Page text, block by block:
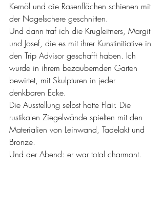
Kernöl und die Rasenflächen schienen mit
der Nagelschere geschnitten.
Und dann traf ich die Krugleitners, Margit
und Josef, die es mit ihrer Kunstinitiative in
den Trip Advisor geschafft haben. Ich
wurde in ihrem bezaubernden Garten
bewirtet, mit Skulpturen in jeder
denkbaren Ecke.
Die Ausstellung selbst hatte Flair. Die
rustikalen Ziegelwände spielten mit den
Materialien von Leinwand, Tadelakt und
Bronze.
Und der Abend: er war total charmant.